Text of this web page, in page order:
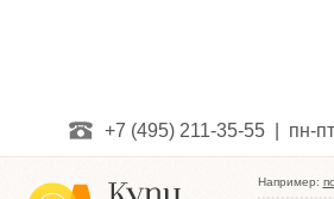
+7 (495) 211-35-55 | пн-
Например: